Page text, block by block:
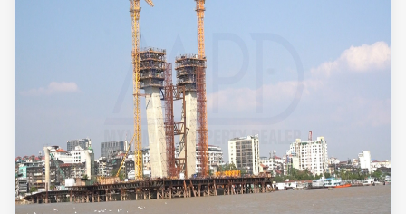
အိမ်ရာဝန်းအတွင်းနေပြည်သူတွေထံကနေသိရပါတယ်။